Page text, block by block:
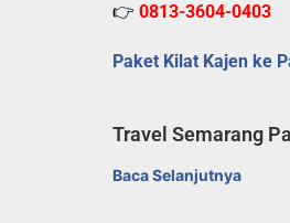
👉 0813-3604-0403
Paket Kilat Kajen ke
Travel Semarang
Baca Selanjutnya